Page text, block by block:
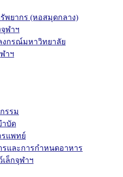
พยากร (หอสมุดกลาง)
ฬาฯ
กรณ์มหาวิทยาลัย
าฯ
รรม
ำบัด
แพทย์
และการกำหนดอาหาร
ล็กจุฬาฯ